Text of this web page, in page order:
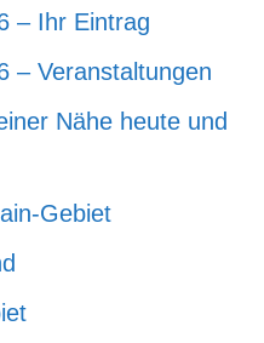
– Ihr Eintrag
– Veranstaltungen
Nähe heute und
Gebiet